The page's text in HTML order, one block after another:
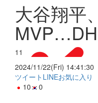
大谷翔平
11
2024/11/22(Fri) 14:41:30
ツイート LINEお気に入り
10
0